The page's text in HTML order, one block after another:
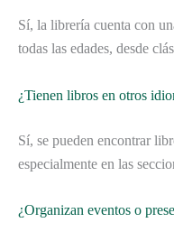
Sí, la librería cuenta con
todas las edades, desde
¿Tienen libros en otros
Sí, se pueden encontrar
especialmente en las
¿Organizan eventos o